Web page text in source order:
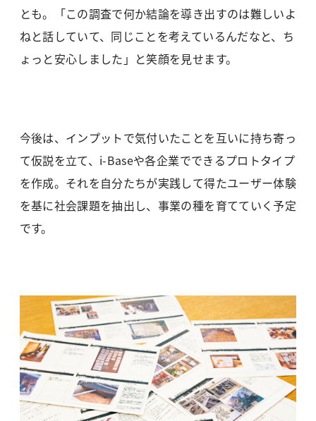
とも。「この調査で何か結論を導き出すのは難しいよ
ねと話していて、同じことを考えているんだなと、ち
ょっと安心しました」と笑顔を見せます。
今後は、インプットで気付いたことを互いに持ち寄っ
て仮説を立て、i-Baseや各企業でできるプロトタイプ
を作成。それを自分たちが実践して得たユーザー体験
を基に社会課題を抽出し、事業の種を育てていく予定
です。